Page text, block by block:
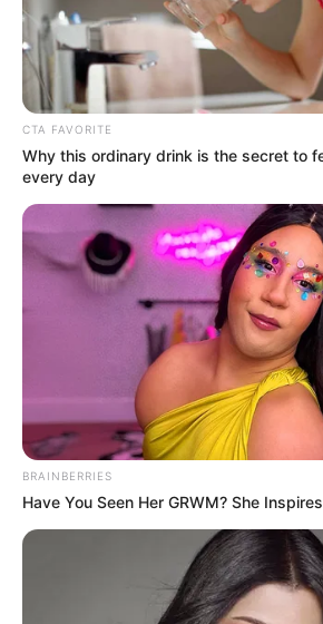
CTA FAVORITE
Why this ordinary drink is the secret to
every day
BRAINBERRIES
Have You Seen Her GRWM? She